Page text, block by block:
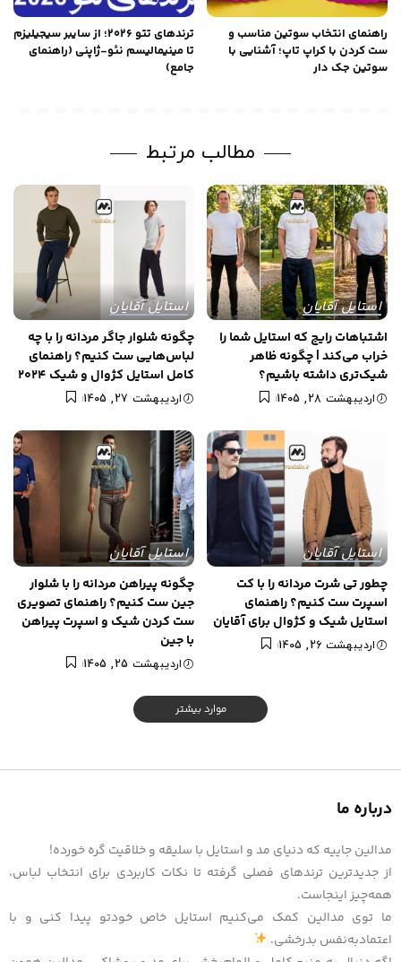
راهنمای انتخاب سوتین مناسب و
ست کردن با کراپ تاپ؛ آشنایی با
سوتین جک دار
ترندهای تتو ۲۰۲۶؛ از سایبر سیجیلیزم
تا مینیمالیسم نئو-ژاپنی (راهنمای
جامع)
مطالب مرتبط
استایل آقایان
اشتباهات رایج که استایل شما را
خراب می‌کند | چگونه ظاهر
شیک‌تری داشته باشیم؟
اردیبهشت 28, 1405
استایل آقایان
چگونه شلوار جاگر مردانه را با چه
لباس‌هایی ست کنیم؟ راهنمای
کامل استایل کژوال و شیک 2024
اردیبهشت 27, 1405
استایل آقایان
چطور تی شرت مردانه را با کت
اسپرت ست کنیم؟ راهنمای
استایل شیک و کژوال برای آقایان
اردیبهشت 26, 1405
استایل آقایان
چگونه پیراهن مردانه را با شلوار
جین ست کنیم؟ راهنمای تصویری
ست کردن شیک و اسپرت پیراهن
با جین
اردیبهشت 25, 1405
موارد بیشتر
درباره ما
مدالین جاییه که دنیای مد و استایل با سلیقه و خلاقیت گره خورده!
از جدیدترین ترندهای فصلی گرفته تا نکات کاربردی برای انتخاب لباس،
همه‌چیز اینجاست.
ما توی مدالین کمک می‌کنیم استایل خاص خودتو پیدا کنی و با
اعتمادبه‌نفس بدرخشی.